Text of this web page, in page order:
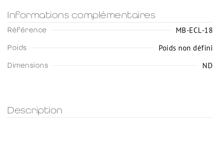
Informations complémentaires
Référence MB-ECL-18
Poids Poids non défini
Dimensions ND
Description